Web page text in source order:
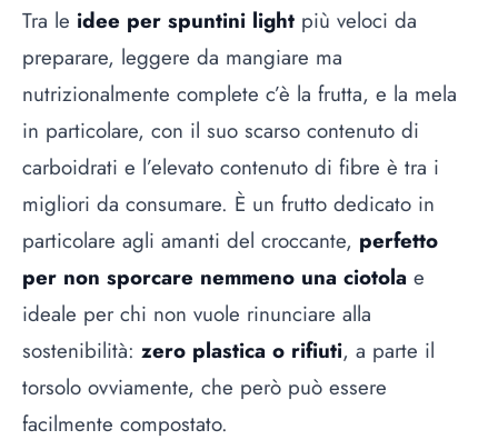
Tra le idee per spuntini light più veloci da
preparare, leggere da mangiare ma
nutrizionalmente complete c’è la frutta, e la mela
in particolare, con il suo scarso contenuto di
carboidrati e l’elevato contenuto di fibre è tra i
migliori da consumare. È un frutto dedicato in
particolare agli amanti del croccante, perfetto
per non sporcare nemmeno una ciotola e
ideale per chi non vuole rinunciare alla
sostenibilità: zero plastica o rifiuti, a parte il
torsolo ovviamente, che però può essere
facilmente compostato.